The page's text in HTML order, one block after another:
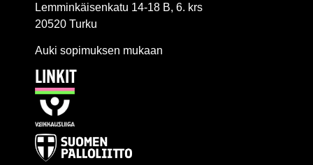
Lemminkäisenkatu 14-18 B, 6. krs
20520 Turku
Auki sopimuksen mukaan
LINKIT